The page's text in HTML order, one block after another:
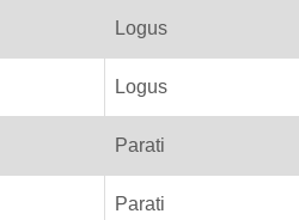
Logus
Logus
Parati
Parati